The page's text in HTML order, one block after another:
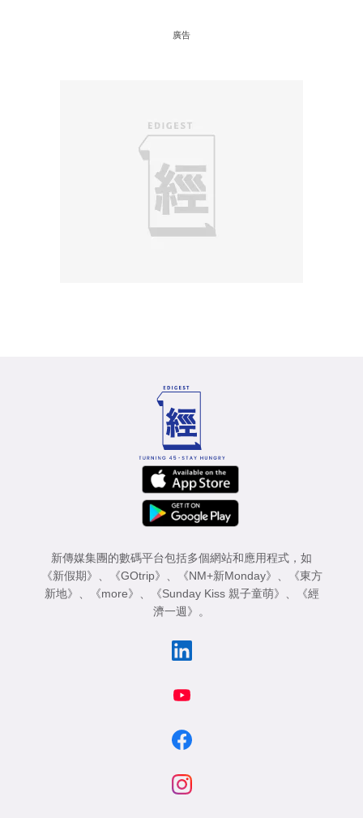
廣告
新傳媒集團的數碼平台包括多個網站和應用程式，如
《新假期》
《GOtrip》 《NM+新Monday》
《東方
新地》
《more》 《Sunday Kiss 親子童萌》
《經
濟一週》
。